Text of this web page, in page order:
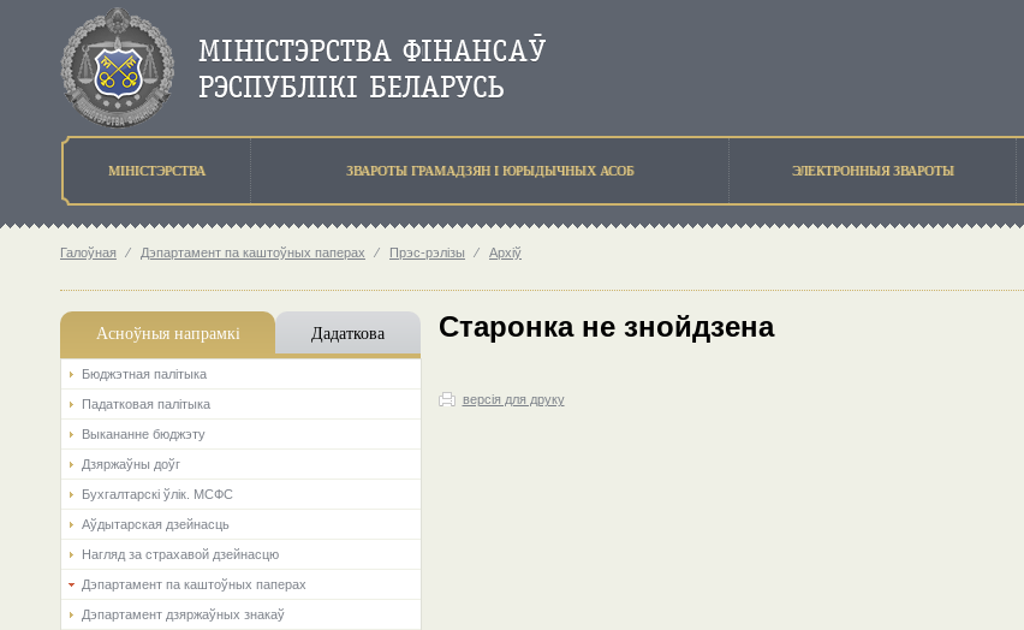
МIНIСТЭРСТВА ЗВАРОТЫ ГРАМАДЗЯН I ЮРЫДЫЧНЫХ АСОБ ЭЛЕКТРОННЫЯ ЗВАРОТЫ
Галоўная ⁄ Дэпартамент па каштоўных паперах ⁄ Прэс-рэлізы ⁄ Архіў
Асноўныя напрамкi Дадаткова
Бюджэтная палiтыка
Падатковая палітыка
Выкананне бюджэту
Дзяржаўны доўг
Бухгалтарскі ўлік. МСФС
Аўдытарская дзейнасць
Нагляд за страхавой дзейнасцю
Дэпартамент па каштоўных паперах
Дэпартамент дзяржаўных знакаў
Старонка не знойдзена
версія для друку